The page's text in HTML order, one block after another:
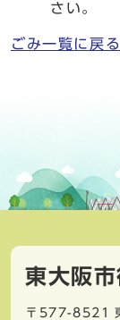
さい。
ごみ一覧に戻る
東大阪
〒577-8521